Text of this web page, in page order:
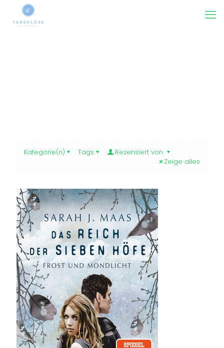
Kategorie(n) Tags
Rezensiert von
Zeige alles